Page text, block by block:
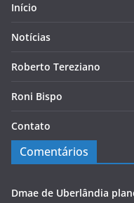
Início
Notícias
Roberto Tereziano
Roni Bispo
Contato
Comentários
Dmae de Uberlândia